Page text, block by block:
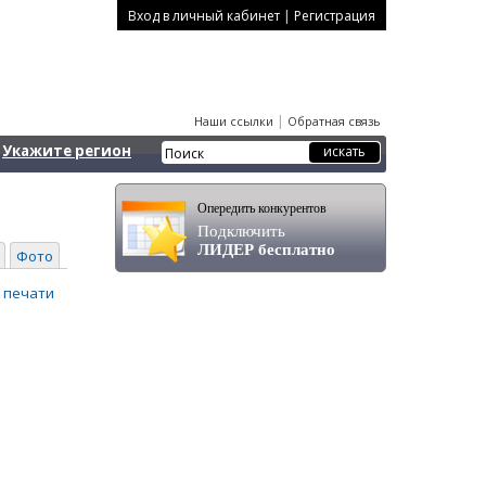
Вход в личный кабинет | Регистрация
Наши ссылки | Обратная связь
Укажите регион
Фото
Опередить конкурентов
Подключить
ЛИДЕР бесплатно